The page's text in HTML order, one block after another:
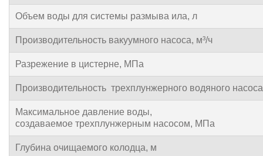
Объем воды для системы размыва ила, л
Производительность вакуумного насоса, м³/ч
Разрежение в цистерне, МПа
Производительность трехплунжерного водяного
Максимальное давление воды,
создаваемое трехплунжерным насосом, МПа
Глубина очищаемого колодца, м